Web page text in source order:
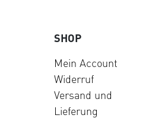
SHOP
Mein Account
Widerruf
Versand und
Lieferung